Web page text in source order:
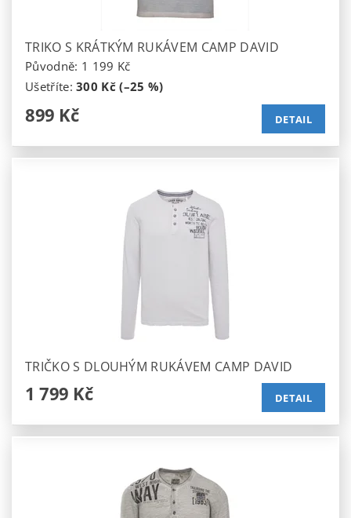
TRIKO S KRÁTKÝM RUKÁVEM CAMP DAVID
Původně: 1 199 Kč
Ušetříte:300 Kč (–25 %)
899 Kč DETAIL
TRIČKO S DLOUHÝM RUKÁVEM CAMP DAVID
1 799 Kč DETAIL